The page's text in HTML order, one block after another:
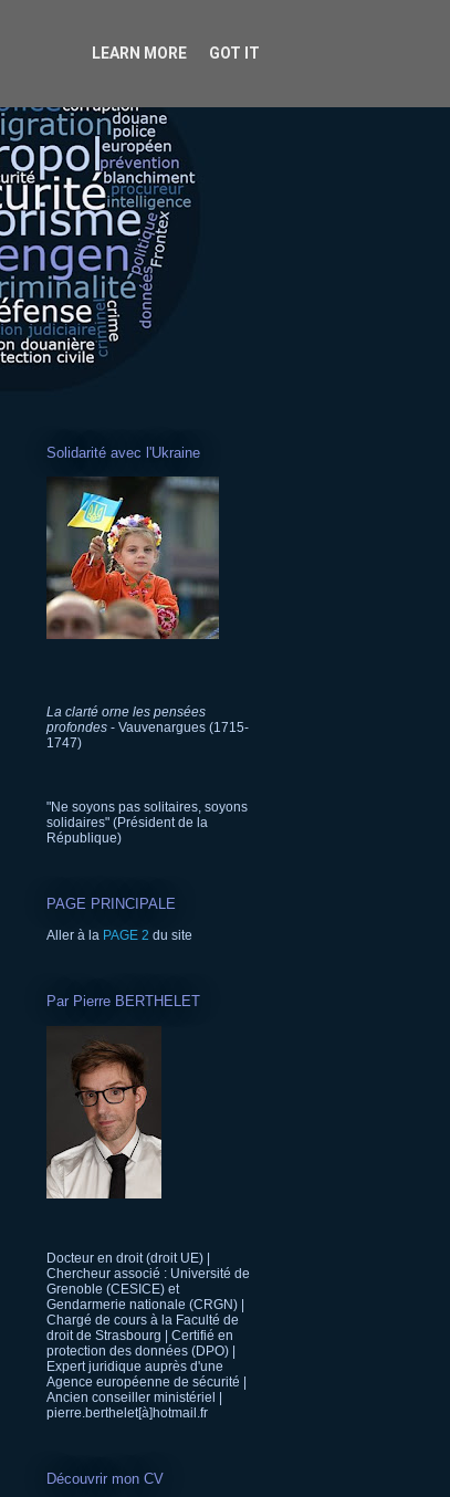
Solidarité avec l'Ukraine
La clarté orne les pensées
profondes - Vauvenargues (1715-
1747)
"Ne soyons pas solitaires, soyons
solidaires" (Président de la
République)
PAGE PRINCIPALE
Aller à la PAGE 2 du site
Par Pierre BERTHELET
Docteur en droit (droit UE) |
Chercheur associé : Université de
Grenoble (CESICE) et
Gendarmerie nationale (CRGN) |
Chargé de cours à la Faculté de
droit de Strasbourg | Certifié en
protection des données (DPO) |
Expert juridique auprès d'une
Agence européenne de sécurité |
Ancien conseiller ministériel |
pierre.berthelet[à]hotmail.fr
Découvrir mon CV
LEARN MORE GOT IT